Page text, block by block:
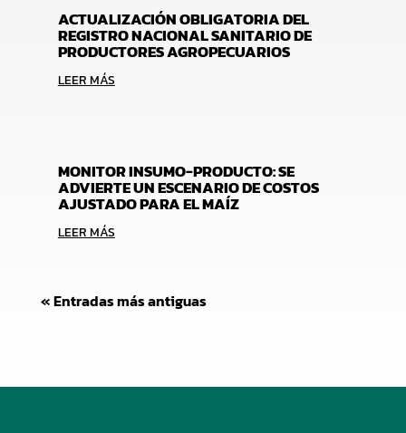
ACTUALIZACIÓN OBLIGATORIA DEL
REGISTRO NACIONAL SANITARIO DE
PRODUCTORES AGROPECUARIOS
LEER MÁS
MONITOR INSUMO-PRODUCTO: SE
ADVIERTE UN ESCENARIO DE COSTOS
AJUSTADO PARA EL MAÍZ
LEER MÁS
« Entradas más antiguas